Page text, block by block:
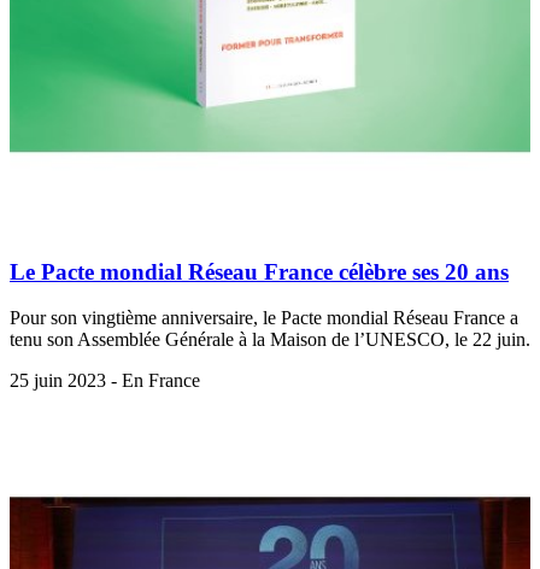
Le Pacte mondial Réseau France célèbre ses 20 ans
Pour son vingtième anniversaire, le Pacte mondial Réseau France a
tenu son Assemblée Générale à la Maison de l’UNESCO, le 22 juin.
25 juin 2023 - En France